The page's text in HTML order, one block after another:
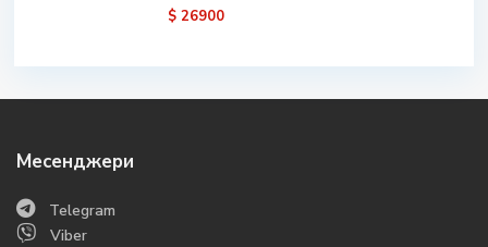
$ 26900
Месенджери
Telegram
Viber